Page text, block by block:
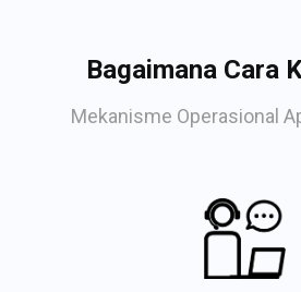
Bagaimana Cara
Mekanisme Operasional